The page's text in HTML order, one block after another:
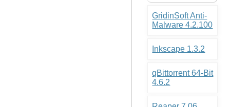
GridinSoft Anti-
Malware 4.2.100
Inkscape 1.3.2
qBittorrent 64-Bit
4.6.2